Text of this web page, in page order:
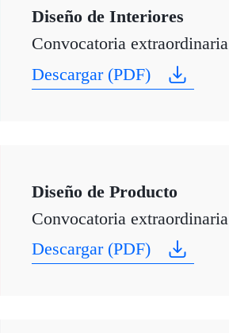
Diseño de Interiores
Convocatoria extraordinaria
Descargar (PDF)
Diseño de Producto
Convocatoria extraordinaria
Descargar (PDF)